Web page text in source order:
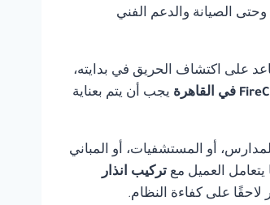
الصيانة والدعم الفني
على اكتشاف الحريق في بدايته،
يجب أن يتم بعناية
أو المستشفيات، أو المباني
يتعامل العميل مع تركيب انذار
على كفاءة النظام.